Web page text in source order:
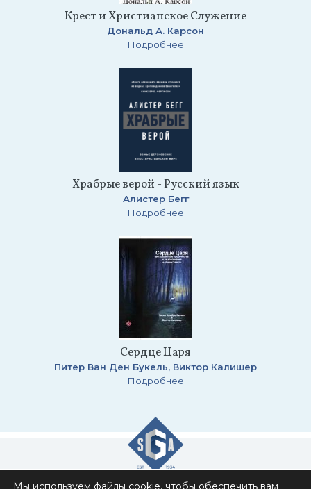
Крест и Христианское Служение
Дональд А. Карсон
Подробнее
Храбрые верой - Русский язык
Алистер Бегг
Подробнее
Сердце Царя
Питер Ван Ден Букель, Виктор Калишер
Подробнее
Мы используем файлы cookie, чтобы обеспечить вам